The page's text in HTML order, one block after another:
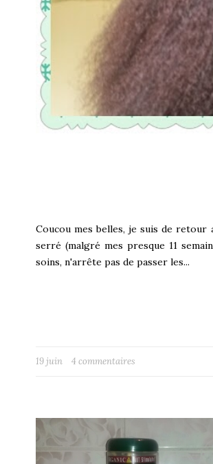
Coucou mes belles, je suis de retour
serré (malgré mes presque 11
soins, n'arrête pas de passer les...
19 juin 4 commentaires